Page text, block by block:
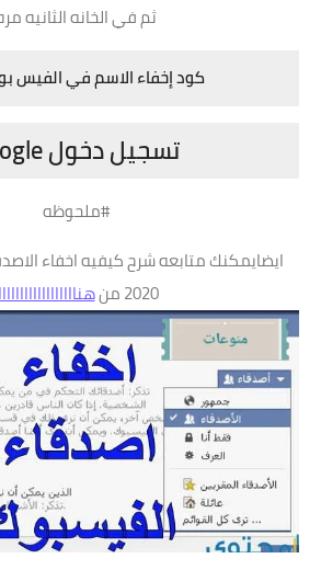
ثم في الخانه الثانيه
كود إخفاء الاسم في الفيس بوك
تسجيل دخول google
#ملحوظه
ايضايمكنك متابعه شرح كيفيه اخفاء
2020 من